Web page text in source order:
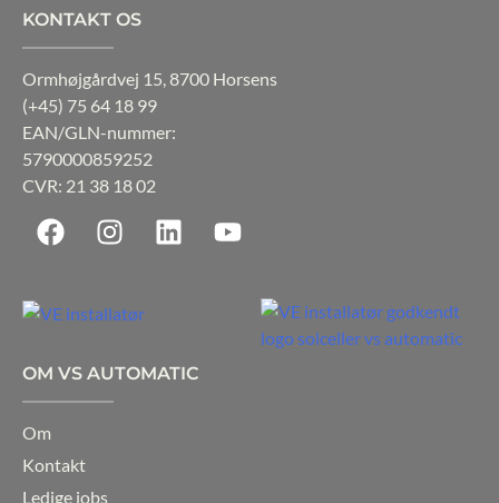
KONTAKT OS
Ormhøjgårdvej 15, 8700 Horsens
(+45) 75 64 18 99
EAN/GLN-nummer:
5790000859252
CVR: 21 38 18 02
F
a
e
b
o
k
I
n
t
a
r
a
L
i
i
Y
o
OM VS AUTOMATIC
Om
Kontakt
Ledige jobs